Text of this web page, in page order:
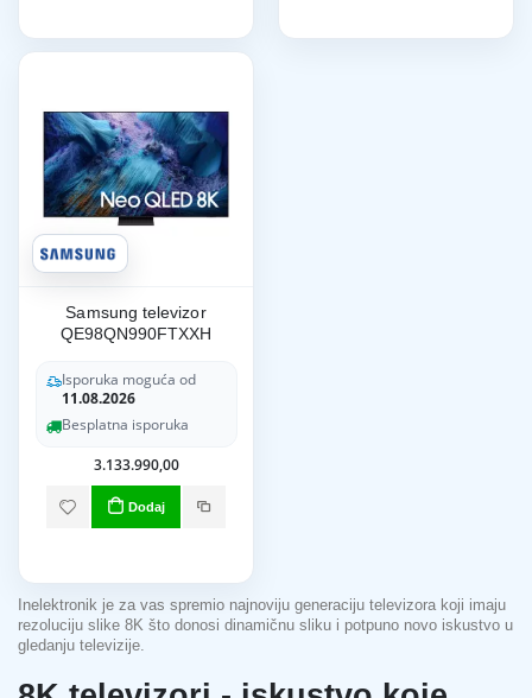
Samsung televizor
QE98QN990FTXXH
Isporuka moguća od
11.08.2026
Besplatna isporuka
3.133.990,00
Dodaj
Inelektronik je za vas spremio najnoviju generaciju televizora koji imaju
rezoluciju slike 8K što donosi dinamičnu sliku i potpuno novo iskustvo u
gledanju televizije.